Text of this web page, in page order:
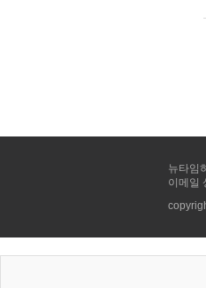
뉴타임
이메일